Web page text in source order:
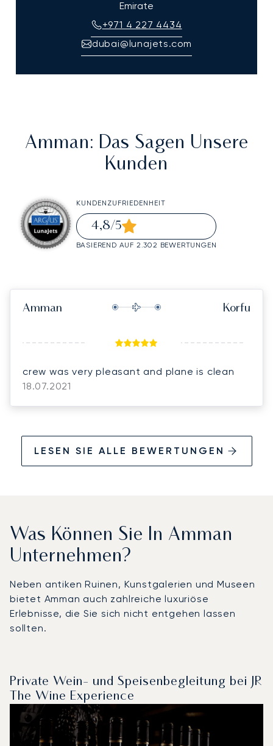
Emirate
+971 4 227 4434
dubai@lunajets.com
Amman: Das Sagen Unsere
Kunden
KUNDENZUFRIEDENHEIT
4,8/5
BASIEREND AUF 2.302 BEWERTUNGEN
Amman Korfu
crew was very pleasant and plane is clean
18.07.2021
LESEN SIE ALLE BEWERTUNGEN
Was Können Sie In Amman
Unternehmen?
Neben antiken Ruinen, Kunstgalerien und Museen
bietet Amman auch zahlreiche luxuriöse
Erlebnisse, die Sie sich nicht entgehen lassen
sollten.
Private Wein- und Speisenbegleitung bei JR
The Wine Experience